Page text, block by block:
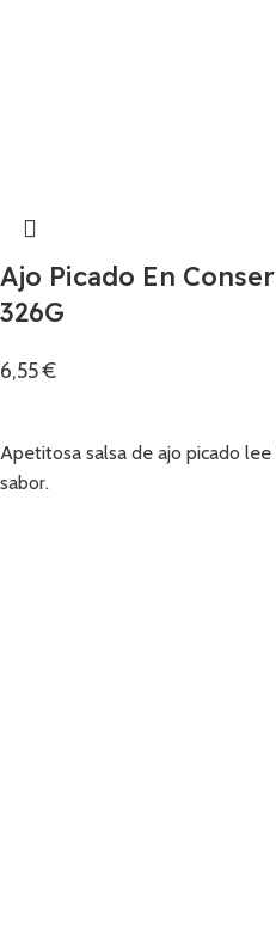
Ajo Picado En
326G
6,55€
Apetitosa salsa de ajo picado
sabor.